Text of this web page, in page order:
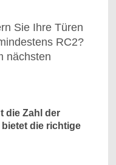
Sie Ihre Türen
RC2?
nächsten
die Zahl der
die richtige